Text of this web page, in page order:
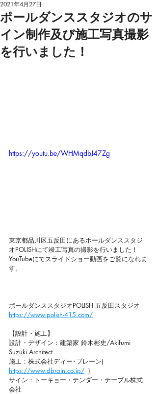
ポールダンススタジオのサ
イン制作及び施工写真撮影
を行いました！
2021年4月27日
https://youtu.be/WHMqdbJ47Zg
東京都品川区五反田にあるポールダンススタジ
オPOLISHにて竣工写真の撮影を行いました！
YouTubeにてスライドショー動画をご覧になれま
す。
ポールダンススタジオPOLISH 五反田スタジオ
https://www.polish-415.com/
【設計・施工】
設計・デザイン：建築家 鈴木彬史/Akifumi
Suzuki Architect
施工：株式会社ディー･ブレーン(
https://www.dbrain.co.jp/
  )
サイン：トーキョー・テンダー・テーブル株式
会社